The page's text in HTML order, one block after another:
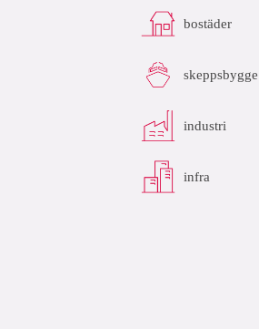
bostäder
skeppsbygge
industri
infra